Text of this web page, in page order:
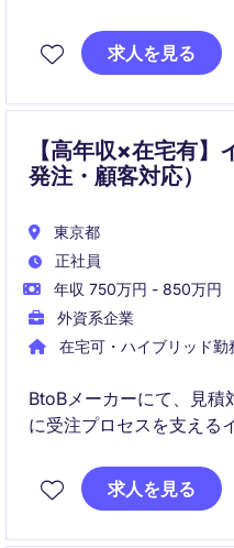
注文・返品対応だけでな
グを通じて顧客との関係
求人を見る
【高年収×在宅有
発注・顧客対応）
東京都
正社員
年収 750万円 - 850万円
外資系企業
在宅可・ハイブリッド勤
BtoBメーカーにて、見積
に受注プロセスを支える
正確性とスピードを活か
ム移行にも関わり、中長
求人を見る